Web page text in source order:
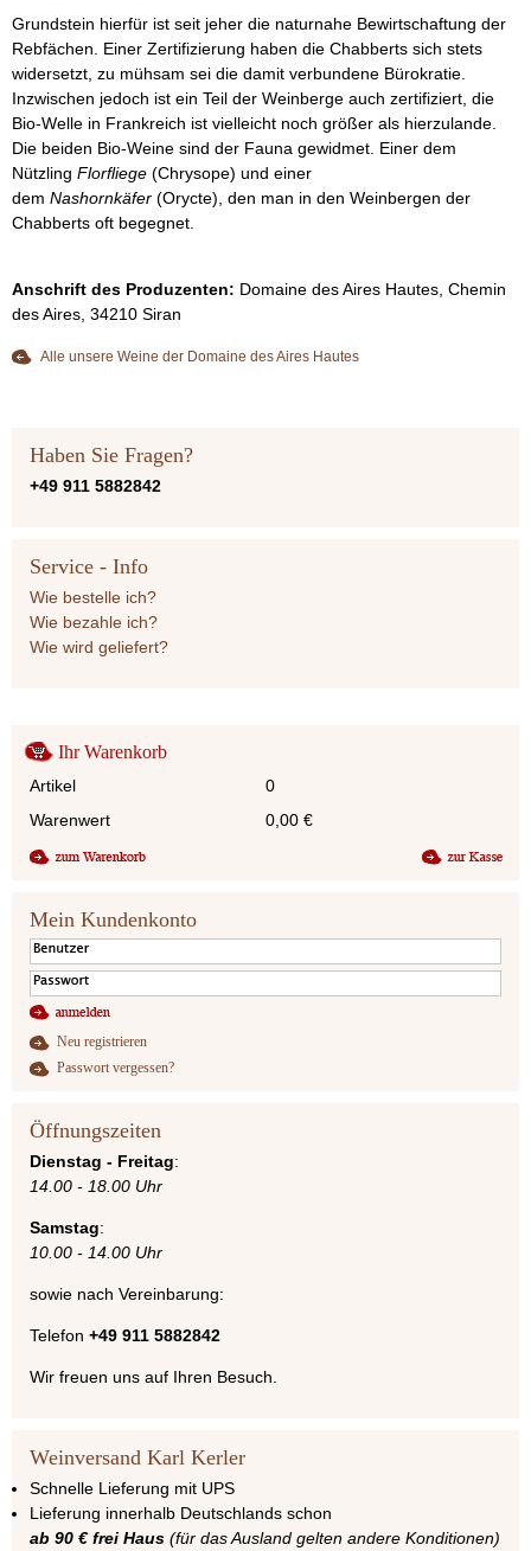
Grundstein hierfür ist seit jeher die naturnahe Bewirtschaftung der
Rebfächen. Einer Zertifizierung haben die Chabberts sich stets
widersetzt, zu mühsam sei die damit verbundene Bürokratie.
Inzwischen jedoch ist ein Teil der Weinberge auch zertifiziert, die
Bio-Welle in Frankreich ist vielleicht noch größer als hierzulande.
Die beiden Bio-Weine sind der Fauna gewidmet. Einer dem
Nützling Florfliege (Chrysope) und einer
dem Nashornkäfer (Orycte), den man in den Weinbergen der
Chabberts oft begegnet.
Anschrift des Produzenten: Domaine des Aires Hautes, Chemin
des Aires, 34210 Siran
Alle unsere Weine der Domaine des Aires Hautes
Haben Sie Fragen?
+49 911 5882842
Service - Info
Wie bestelle ich?
Wie bezahle ich?
Wie wird geliefert?
Ihr Warenkorb
Artikel
0
Warenwert
0,00 €
Mein Kundenkonto
Neu registrieren
Passwort vergessen?
Öffnungszeiten
Dienstag - Freitag:
14.00 - 18.00 Uhr
Samstag:
10.00 - 14.00 Uhr
sowie nach Vereinbarung:
Telefon +49 911 5882842
Wir freuen uns auf Ihren Besuch.
Weinversand Karl Kerler
Schnelle Lieferung mit UPS
Lieferung innerhalb Deutschlands schon
ab 90 € frei Haus (für das Ausland gelten andere Konditionen)